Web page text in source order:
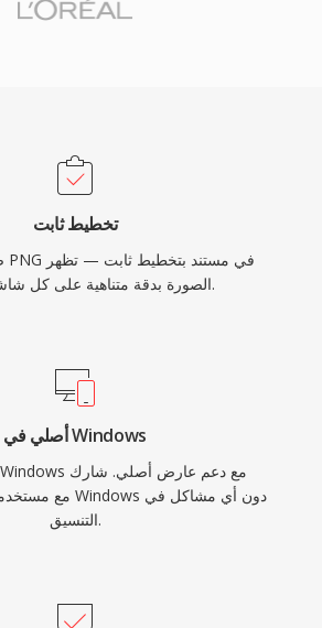
تخطيط ثابت
الصورة بدقة متناهية على كل شاشة وطابعة.
أصلي في Windows
التنسيق.